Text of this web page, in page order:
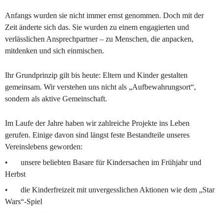
Anfangs wurden sie nicht immer ernst genommen. Doch mit der
Zeit änderte sich das. Sie wurden zu einem engagierten und
verlässlichen Ansprechpartner – zu Menschen, die anpacken,
mitdenken und sich einmischen.
Ihr Grundprinzip gilt bis heute: Eltern und Kinder gestalten
gemeinsam. Wir verstehen uns nicht als „Aufbewahrungsort“,
sondern als aktive Gemeinschaft.
Im Laufe der Jahre haben wir zahlreiche Projekte ins Leben
gerufen. Einige davon sind längst feste Bestandteile unseres
Vereinslebens geworden:
•	unsere beliebten Basare für Kindersachen im Frühjahr und
Herbst
•	die Kinderfreizeit mit unvergesslichen Aktionen wie dem „Star
Wars“-Spiel